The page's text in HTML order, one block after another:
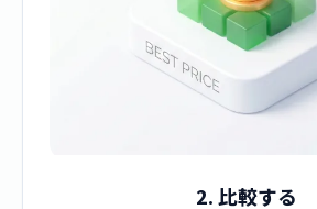
2. 比較する